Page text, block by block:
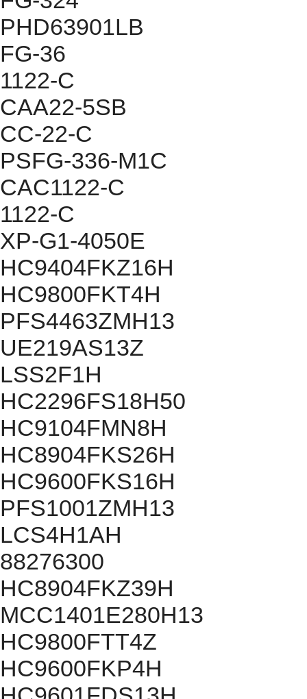
PHD63901LB
FG-36
1122-C
CAA22-5SB
CC-22-C
PSFG-336-M1C
CAC1122-C
1122-C
XP-G1-4050E
HC9404FKZ16H
HC9800FKT4H
PFS4463ZMH13
UE219AS13Z
LSS2F1H
HC2296FS18H50
HC9104FMN8H
HC8904FKS26H
HC9600FKS16H
PFS1001ZMH13
LCS4H1AH
88276300
HC8904FKZ39H
MCC1401E280H13
HC9800FTT4Z
HC9600FKP4H